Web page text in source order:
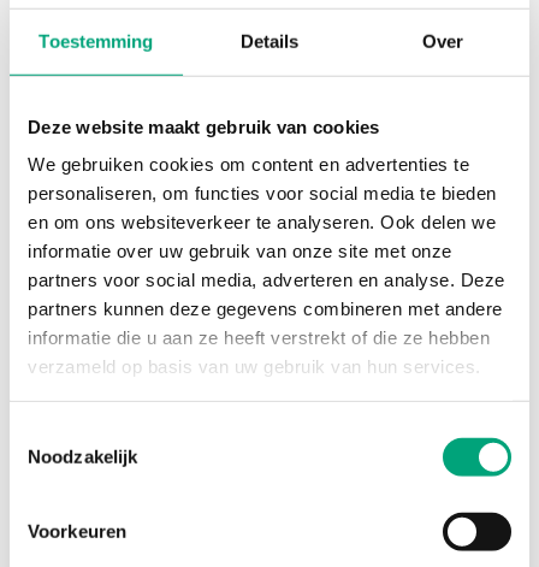
Toestemming Details Over
Deze website maakt gebruik van cookies
We gebruiken cookies om content en advertenties te
personaliseren, om functies voor social media te bieden
en om ons websiteverkeer te analyseren. Ook delen we
informatie over uw gebruik van onze site met onze
partners voor social media, adverteren en analyse. Deze
partners kunnen deze gegevens combineren met andere
informatie die u aan ze heeft verstrekt of die ze hebben
verzameld op basis van uw gebruik van hun services.
Noodzakelijk
Voorkeuren
Exigo
Power Supply
24VDC (24...24
Protection class IP30
Ambient humidity (non-
5…95 % RH
Ambient temperature 5…40 °C
Mounting Wall
Dimensions, external
115x95x25 mm
Polycarbonate,